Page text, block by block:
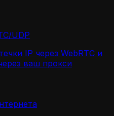
UDP
IP через WebRTC и
ваш прокси